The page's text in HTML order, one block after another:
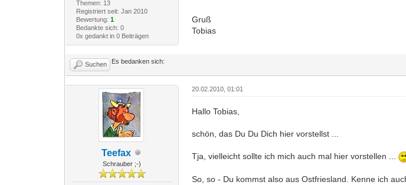
Themen: 13
Registriert seit: Jan 2010
Bewertung: 1
Bedankte sich: 0
0x gedankt in 0 Beiträgen
Gruß
Tobias
Suchen Es bedanken sich:
Teefax
Schrauber ;-)
20.02.2010, 01:01
Hallo Tobias,
schön, das Du Du Dich hier vorstellst ...
Tja, vielleicht sollte ich mich auch mal hier vorstellen ...
So, so - Du kommst also aus Ostfriesland. Kenne ich